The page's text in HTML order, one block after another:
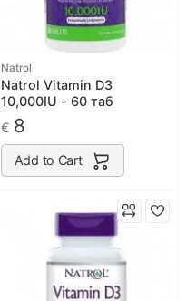
Natrol
Natrol Vitamin D3
10,000IU - 60 таб
€ 8
Add to Cart